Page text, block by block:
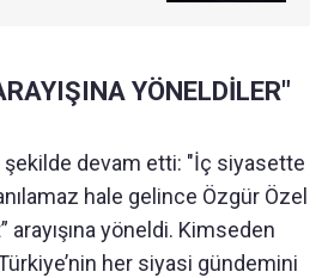
YÖNELDİLER"
şekilde devam etti: "İç siyasette
hale gelince Özgür Özel
arayışına yöneldi. Kimseden
her siyasi gündemini